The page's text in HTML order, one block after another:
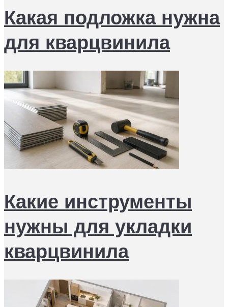
Какая подложка нужна
для кварцвинила
Какие инструменты
нужны для укладки
кварцвинила